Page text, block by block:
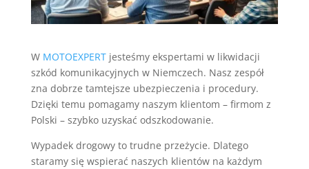
W MOTOEXPERTjesteśmy ekspertami w likwidacji
szkód komunikacyjnych w Niemczech. Nasz zespół
zna dobrze tamtejsze ubezpieczenia i procedury.
Dzięki temu pomagamy naszym klientom – firmom z
Polski – szybko uzyskać odszkodowanie.
Wypadek drogowy to trudne przeżycie. Dlatego
staramy się wspierać naszych klientów na każdym